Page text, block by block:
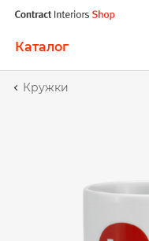
Каталог
Кружки